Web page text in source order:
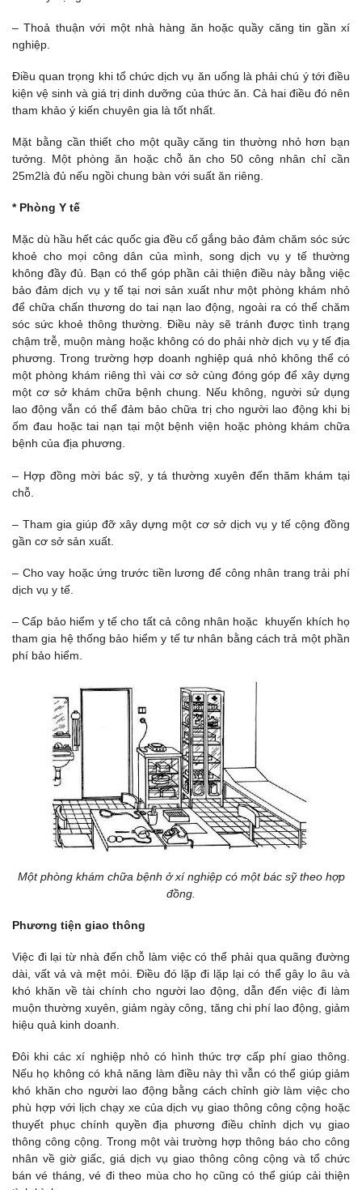
– Thoả thuận với một nhà hàng ăn hoặc quầy căng tin gần xí
nghiệp.
Điều quan trọng khi tổ chức dịch vụ ăn uống là phải chú ý tới điều
kiện vệ sinh và giá trị dinh dưỡng của thức ăn. Cả hai điều đó nên
tham khảo ý kiến chuyên gia là tốt nhất.
Mặt bằng cần thiết cho một quầy căng tin thường nhỏ hơn bạn
tưởng. Một phòng ăn hoặc chỗ ăn cho 50 công nhân chỉ cần
25m2là đủ nếu ngồi chung bàn với suất ăn riêng.
* Phòng Y tế
Mặc dù hầu hết các quốc gia đều cố gắng bảo đảm chăm sóc sức
khoẻ cho mọi công dân của mình, song dịch vụ y tế thường
không đầy đủ. Bạn có thể góp phần cải thiện điều này bằng việc
bảo đảm dịch vụ y tế tại nơi sản xuất như một phòng khám nhỏ
để chữa chấn thương do tai nạn lao động, ngoài ra có thể chăm
sóc sức khoẻ thông thường. Điều này sẽ tránh được tình trạng
chậm trễ, muộn màng hoặc không có do phải nhờ dịch vụ y tế địa
phương. Trong trường hợp doanh nghiệp quá nhỏ không thể có
một phòng khám riêng thì vài cơ sở cùng đóng góp để xây dựng
một cơ sở khám chữa bệnh chung. Nếu không, người sử dụng
lao động vẫn có thể đảm bảo chữa trị cho người lao động khi bị
ốm đau hoặc tai nạn tại một bệnh viện hoặc phòng khám chữa
bệnh của địa phương.
– Hợp đồng mời bác sỹ, y tá thường xuyên đến thăm khám tại
chỗ.
– Tham gia giúp đỡ xây dựng một cơ sở dịch vụ y tế cộng đồng
gần cơ sở sản xuất.
– Cho vay hoặc ứng trước tiền lương để công nhân trang trải phí
dịch vụ y tế.
– Cấp bảo hiểm y tế cho tất cả công nhân hoặc khuyến khích họ
tham gia hệ thống bảo hiểm y tế tư nhân bằng cách trả một phần
phí bảo hiểm.
Một phòng khám chữa bệnh ở xí nghiệp có một bác sỹ theo hợp
đồng.
Phương tiện giao thông
Việc đi lại từ nhà đến chỗ làm việc có thể phải qua quãng đường
dài, vất vả và mệt mỏi. Điều đó lặp đi lặp lại có thể gây lo âu và
khó khăn về tài chính cho người lao động, dẫn đến việc đi làm
muộn thường xuyên, giảm ngày công, tăng chi phí lao động, giảm
hiệu quả kinh doanh.
Đôi khi các xí nghiệp nhỏ có hình thức trợ cấp phí giao thông.
Nếu họ không có khả năng làm điều này thì vẫn có thể giúp giảm
khó khăn cho người lao động bằng cách chỉnh giờ làm việc cho
phù hợp với lịch chạy xe của dịch vụ giao thông công cộng hoặc
thuyết phục chính quyền địa phương điều chỉnh dịch vụ giao
thông công cộng. Trong một vài trường hợp thông báo cho công
nhân về giờ giấc, giá dịch vụ giao thông công cộng và tổ chức
bán vé tháng, vé đi theo mùa cho họ cũng có thể giúp cải thiện